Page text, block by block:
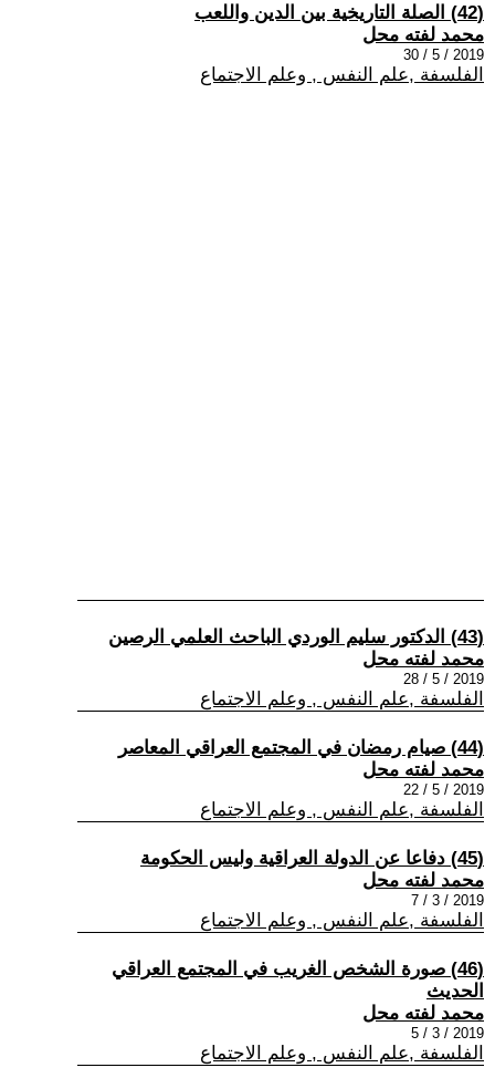
(42) الصلة التاريخية بين الدين واللعب
محمد لفته محل
2019 / 5 / 30
الفلسفة ,علم النفس , وعلم الاجتماع
(43) الدكتور سليم الوردي الباحث العلمي الرصين
محمد لفته محل
2019 / 5 / 28
الفلسفة ,علم النفس , وعلم الاجتماع
(44) صيام رمضان في المجتمع العراقي المعاصر
محمد لفته محل
2019 / 5 / 22
الفلسفة ,علم النفس , وعلم الاجتماع
(45) دفاعا عن الدولة العراقية وليس الحكومة
محمد لفته محل
2019 / 3 / 7
الفلسفة ,علم النفس , وعلم الاجتماع
(46) صورة الشخص الغريب في المجتمع العراقي
الحديث
محمد لفته محل
2019 / 3 / 5
الفلسفة ,علم النفس , وعلم الاجتماع